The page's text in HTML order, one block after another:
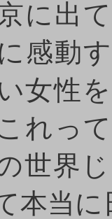
に出
感動
女性
れっ
世界
本当